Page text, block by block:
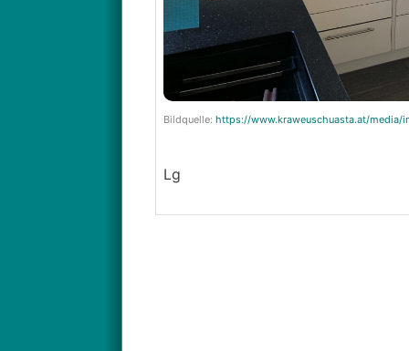
Bildquelle: https://www.kraweuschuasta.at/media/
Lg